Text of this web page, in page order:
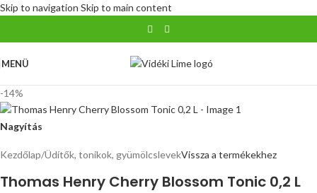
Skip to navigation Skip to main content
MENÜ
-14%
Nagyítás
Kezdőlap/Üdítők, tonikok, gyümölcslevekVissza a termékekhez
Thomas Henry Cherry Blossom Tonic 0,2 L